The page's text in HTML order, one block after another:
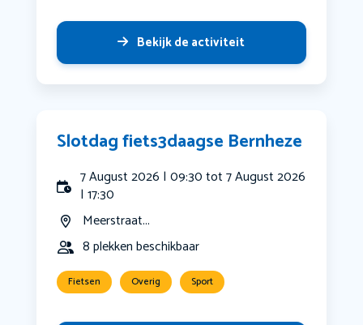
Bekijk de activiteit
Slotdag fiets3daagse Bernheze
7 August 2026 | 09:30 tot 7 August 2026
| 17:30
Meerstraat...
8 plekken beschikbaar
Fietsen Overig Sport